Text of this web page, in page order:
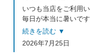
いつも当店をご利用
毎日が本当に暑いです
その中、スタッフに
い中ありがとう）は
またのご来店をスタ
続きを読む ▼
2026年7月25日